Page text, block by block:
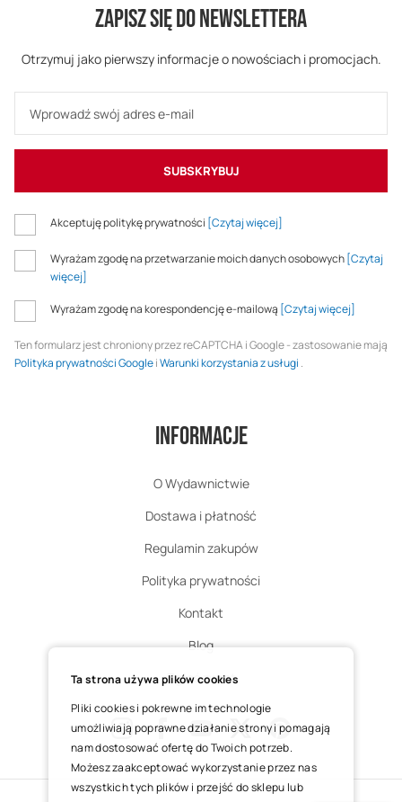
ZAPISZ SIĘ DO NEWSLETTERA
Otrzymuj jako pierwszy informacje o nowościach i promocjach.
SUBSKRYBUJ
Akceptuję politykę prywatności [Czytaj więcej]
Wyrażam zgodę na przetwarzanie moich danych osobowych[Czytaj
więcej]
Wyrażam zgodę na korespondencję e-mailową [Czytaj więcej]
Ten formularz jest chroniony przez reCAPTCHA i Google - zastosowanie mają
Polityka prywatności GoogleiWarunki korzystania z usługi .
Informacje
O Wydawnictwie
Dostawa i płatność
Regulamin zakupów
Polityka prywatności
Kontakt
Blog
Zgłoś zwrot
InstagramFacebookYoutube
X Pinterest
Ta strona używa plików cookies
Pliki cookies i pokrewne im technologie
umożliwiają poprawne działanie strony i pomagają
nam dostosować ofertę do Twoich potrzeb.
Możesz zaakceptować wykorzystanie przez nas
wszystkich tych plików i przejść do sklepu lub